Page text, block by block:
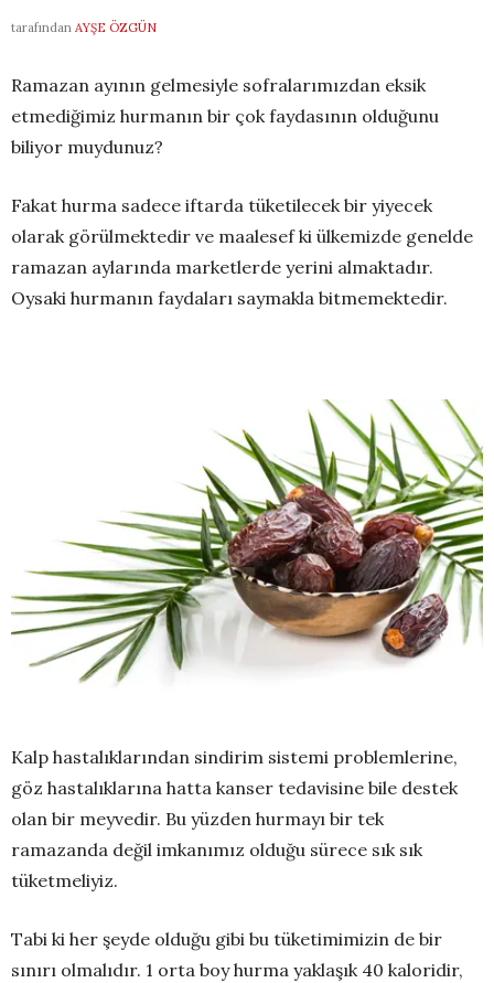
tarafından AYŞE ÖZGÜN
Ramazan ayının gelmesiyle sofralarımızdan eksik
etmediğimiz hurmanın bir çok faydasının olduğunu
biliyor muydunuz?
Fakat hurma sadece iftarda tüketilecek bir yiyecek
olarak görülmektedir ve maalesef ki ülkemizde genelde
ramazan aylarında marketlerde yerini almaktadır.
Oysaki hurmanın faydaları saymakla bitmemektedir.
Kalp hastalıklarından sindirim sistemi problemlerine,
göz hastalıklarına hatta kanser tedavisine bile destek
olan bir meyvedir. Bu yüzden hurmayı bir tek
ramazanda değil imkanımız olduğu sürece sık sık
tüketmeliyiz.
Tabi ki her şeyde olduğu gibi bu tüketimimizin de bir
sınırı olmalıdır. 1 orta boy hurma yaklaşık 40 kaloridir,